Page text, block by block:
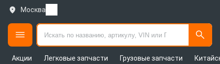
Москва
Акции Легковые запчасти Грузовые запчасти